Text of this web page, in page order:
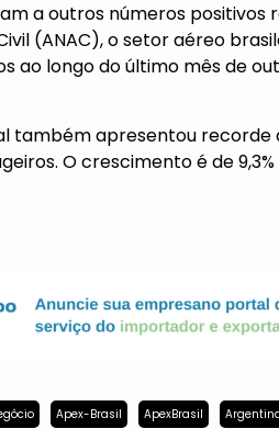
a outros números
(ANAC), o setor aéreo
ao longo do último mês de
também apresentou
O crescimento é de
Apex-Brasil ApexBrasil